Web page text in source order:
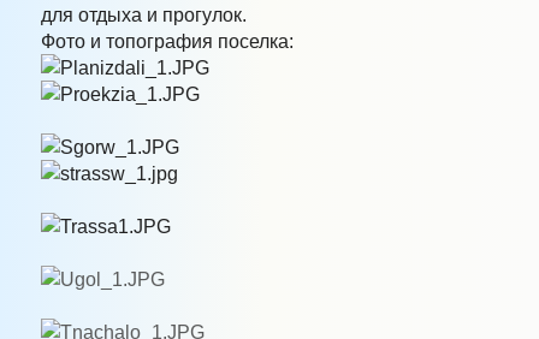
для отдыха и прогулок.
Фото и топография поселка: